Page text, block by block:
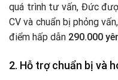
quá trình tư vấn, Đức
CV và chuẩn bị phỏng
điểm hấp dẫn 290.000
2. Hỗ trợ chuẩn bị và